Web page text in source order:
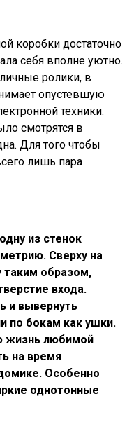
коробки достаточно
себя вполне уютно.
ролики, в
опустевшую
техники.
смотрятся в
Для того чтобы
лишь пара
из стенок
Сверху на
таким образом,
входа.
и вывернуть
по бокам как ушки.
жизнь любимой
на время
Особенно
однотонные